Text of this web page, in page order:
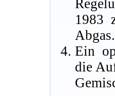
1983
Abgas.
Ein
die